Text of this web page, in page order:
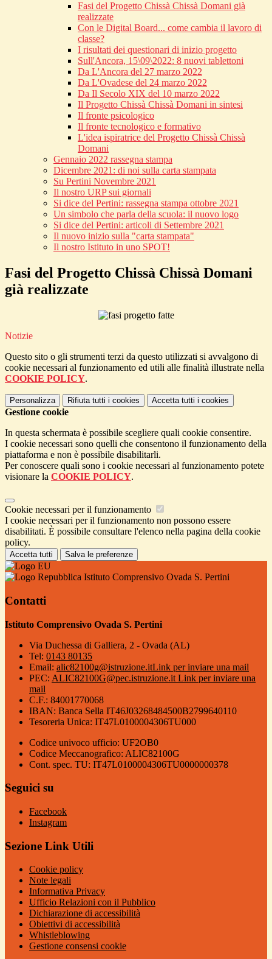
Fasi del Progetto Chissà Chissà Domani già
realizzate
Con le Digital Board... come cambia il lavoro di
classe?
I risultati dei questionari di inizio progetto
Sull'Ancora, 15\09\2022: 8 nuovi tablettoni
Da L'Ancora del 27 marzo 2022
Da L'Ovadese del 24 marzo 2022
Da Il Secolo XIX del 10 marzo 2022
Il Progetto Chissà Chissà Domani in sintesi
Il fronte psicologico
Il fronte tecnologico e formativo
L'idea ispiratrice del Progetto Chissà Chissà
Domani
Gennaio 2022 rassegna stampa
Dicembre 2021: di noi sulla carta stampata
Su Pertini Novembre 2021
Il nostro URP sui giornali
Si dice del Pertini: rassegna stampa ottobre 2021
Un simbolo che parla della scuola: il nuovo logo
Si dice del Pertini: articoli di Settembre 2021
Il nuovo inizio sulla "carta stampata"
Il nostro Istituto in uno SPOT!
Fasi del Progetto Chissà Chissà Domani
già realizzate
Notizie
Questo sito o gli strumenti terzi da questo utilizzati si avvalgono di
cookie necessari al funzionamento ed utili alle finalità illustrate nella
COOKIE POLICY.
Personalizza Rifiuta tutti i cookies Accetta tutti i cookies
Gestione cookie
In questa schermata è possibile scegliere quali cookie consentire.
I cookie necessari sono quelli che consentono il funzionamento della
piattaforma e non è possibile disabilitarli.
Per conoscere quali sono i cookie necessari al funzionamento potete
visionare la COOKIE POLICY.
Cookie necessari per il funzionamento
I cookie necessari per il funzionamento non possono essere
disabilitati. È possibile consultare l'elenco nella pagina della cookie
policy.
Accetta tutti Salva le preferenze
Istituto Comprensivo Ovada S. Pertini
Contatti
Istituto Comprensivo Ovada S. Pertini
Via Duchessa di Galliera, 2 - Ovada (AL)
Tel: 0143 80135
Email: alic82100g@istruzione.itLink per inviare una mail
PEC: ALIC82100G@pec.istruzione.it Link per inviare una
mail
C.F.: 84001770068
IBAN: Banca Sella IT46J03268484500B2799640110
Tesoreria Unica: IT47L0100004306TU000
Codice univoco ufficio: UF2OB0
Codice Meccanografico: ALIC82100G
Cont. spec. TU: IT47L0100004306TU0000000378
Seguici su
Facebook
Instagram
Sezione Link Utili
Cookie policy
Note legali
Informativa Privacy
Ufficio Relazioni con il Pubblico
Dichiarazione di accessibilità
Obiettivi di accessibilità
Whistleblowing
Gestione consensi cookie